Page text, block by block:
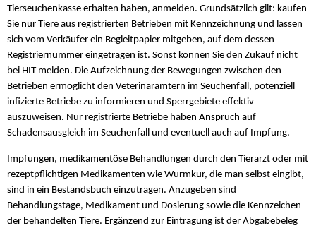
Tierseuchenkasse erhalten haben, anmelden. Grundsätzlich gilt: kaufen
Sie nur Tiere aus registrierten Betrieben mit Kennzeichnung und lassen
sich vom Verkäufer ein Begleitpapier mitgeben, auf dem dessen
Registriernummer eingetragen ist. Sonst können Sie den Zukauf nicht
bei HIT melden. Die Aufzeichnung der Bewegungen zwischen den
Betrieben ermöglicht den Veterinärämtern im Seuchenfall, potenziell
infizierte Betriebe zu informieren und Sperrgebiete effektiv
auszuweisen. Nur registrierte Betriebe haben Anspruch auf
Schadensausgleich im Seuchenfall und eventuell auch auf Impfung.
Impfungen, medikamentöse Behandlungen durch den Tierarzt oder mit
rezeptpflichtigen Medikamenten wie Wurmkur, die man selbst eingibt,
sind in ein Bestandsbuch einzutragen. Anzugeben sind
Behandlungstage, Medikament und Dosierung sowie die Kennzeichen
der behandelten Tiere. Ergänzend zur Eintragung ist der Abgabebeleg